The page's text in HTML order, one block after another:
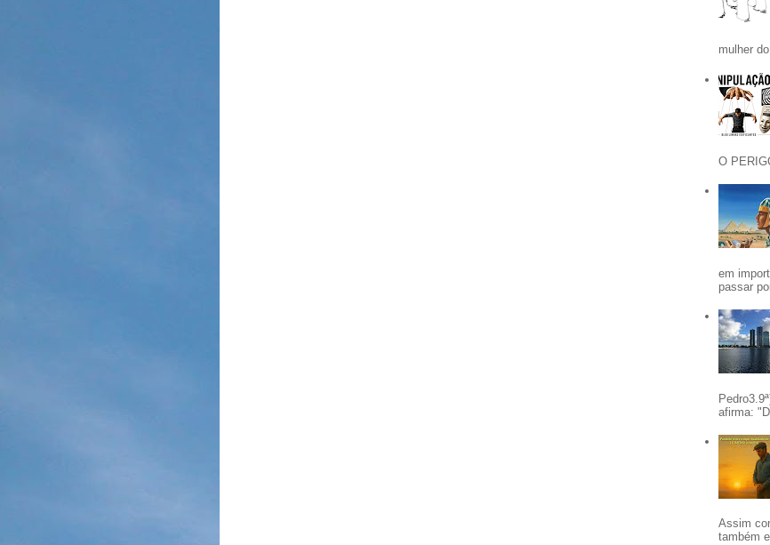
mulher
O
em
passar
afirma:
Assim
também